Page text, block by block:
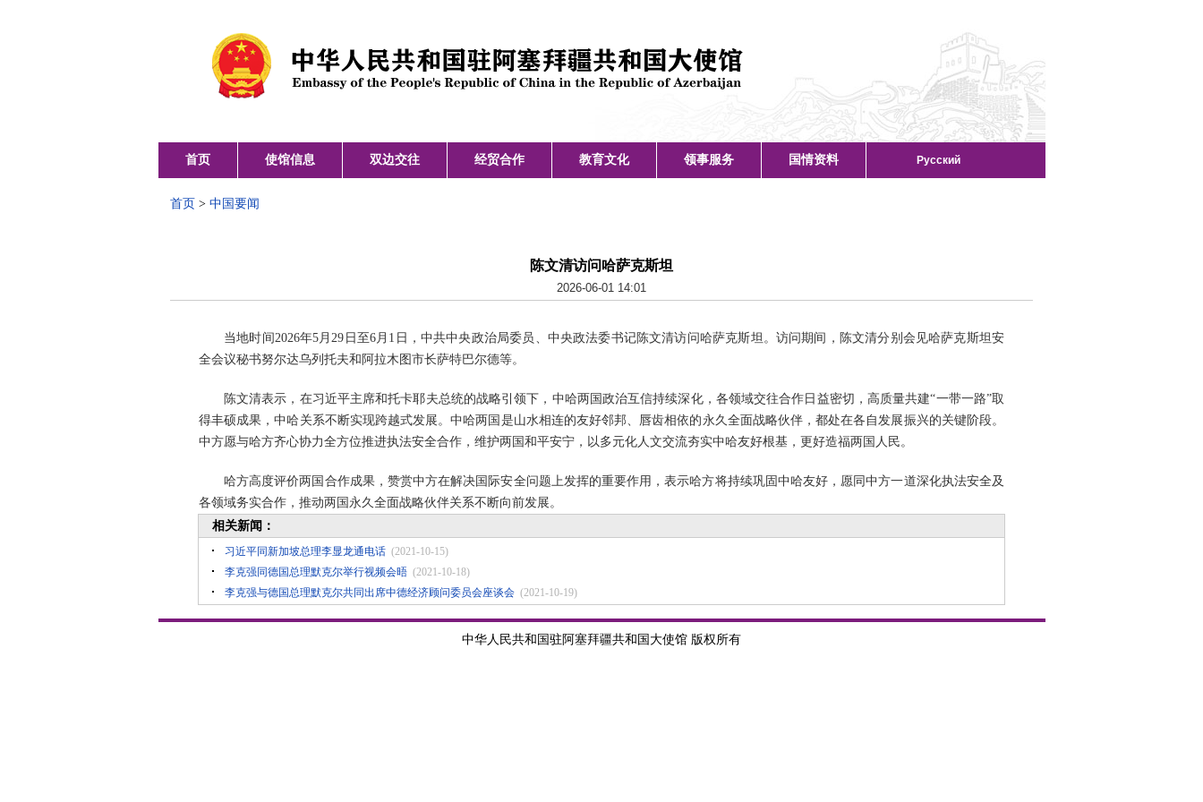
首页 使馆信息 双边交往 经贸合作 教育文化 领事服务 国情资料 Русский
首页 > 中国要闻
陈文清访问哈萨克斯坦
2026-06-01 14:01
当地时间2026年5月29日至6月1日，中共中央政治局委员、中央政法委书记陈文清访问哈萨克斯坦。访问期间，陈文清分别会见哈萨克斯坦安
全会议秘书努尔达乌列托夫和阿拉木图市长萨特巴尔德等。
陈文清表示，在习近平主席和托卡耶夫总统的战略引领下，中哈两国政治互信持续深化，各领域交往合作日益密切，高质量共建“一带一路”取
得丰硕成果，中哈关系不断实现跨越式发展。中哈两国是山水相连的友好邻邦、唇齿相依的永久全面战略伙伴，都处在各自发展振兴的关键阶段。
中方愿与哈方齐心协力全方位推进执法安全合作，维护两国和平安宁，以多元化人文交流夯实中哈友好根基，更好造福两国人民。
哈方高度评价两国合作成果，赞赏中方在解决国际安全问题上发挥的重要作用，表示哈方将持续巩固中哈友好，愿同中方一道深化执法安全及
各领域务实合作，推动两国永久全面战略伙伴关系不断向前发展。
相关新闻：
习近平同新加坡总理李显龙通电话 (2021-10-15)
李克强同德国总理默克尔举行视频会晤 (2021-10-18)
李克强与德国总理默克尔共同出席中德经济顾问委员会座谈会 (2021-10-19)
中华人民共和国驻阿塞拜疆共和国大使馆 版权所有